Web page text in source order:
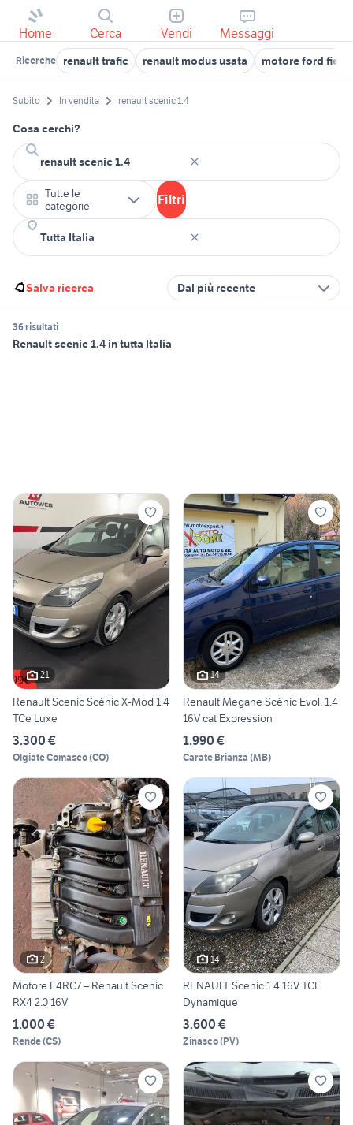
Home Cerca Vendi Messaggi
Ricerche renault trafic renault modus usata motore ford
Subito In vendita renault scenic 1.4
Cosa cerchi?
Tutte le
categorie
Filtri
Salva ricerca Dal più recente
36 risultati
Renault scenic 1.4 in tutta Italia
21
Renault Scenic Scénic X-Mod 1.4
TCe Luxe
3.300 €
Olgiate Comasco(CO)
14
Renault Megane Scénic Evol. 1.4
16V cat Expression
1.990 €
Carate Brianza (MB)
2
Motore F4RC7 – Renault Scenic
RX4 2.0 16V
1.000 €
Rende(CS)
14
RENAULT Scenic 1.4 16V TCE
Dynamique
3.600 €
Zinasco(PV)